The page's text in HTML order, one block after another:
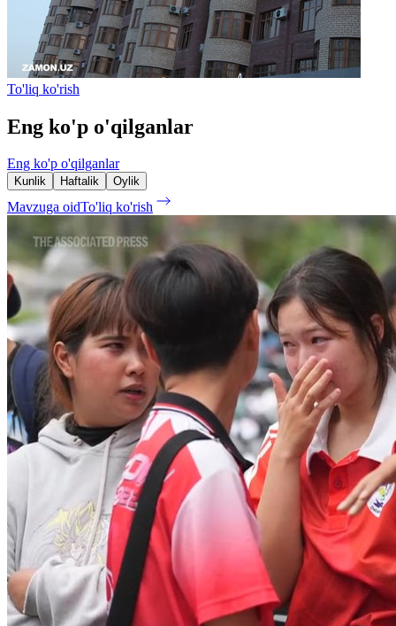
To'liq ko'rish
Eng ko'p o'qilganlar
Eng ko'p o'qilganlar
Kunlik Haftalik Oylik
Mavzuga oidTo'liq ko'rish